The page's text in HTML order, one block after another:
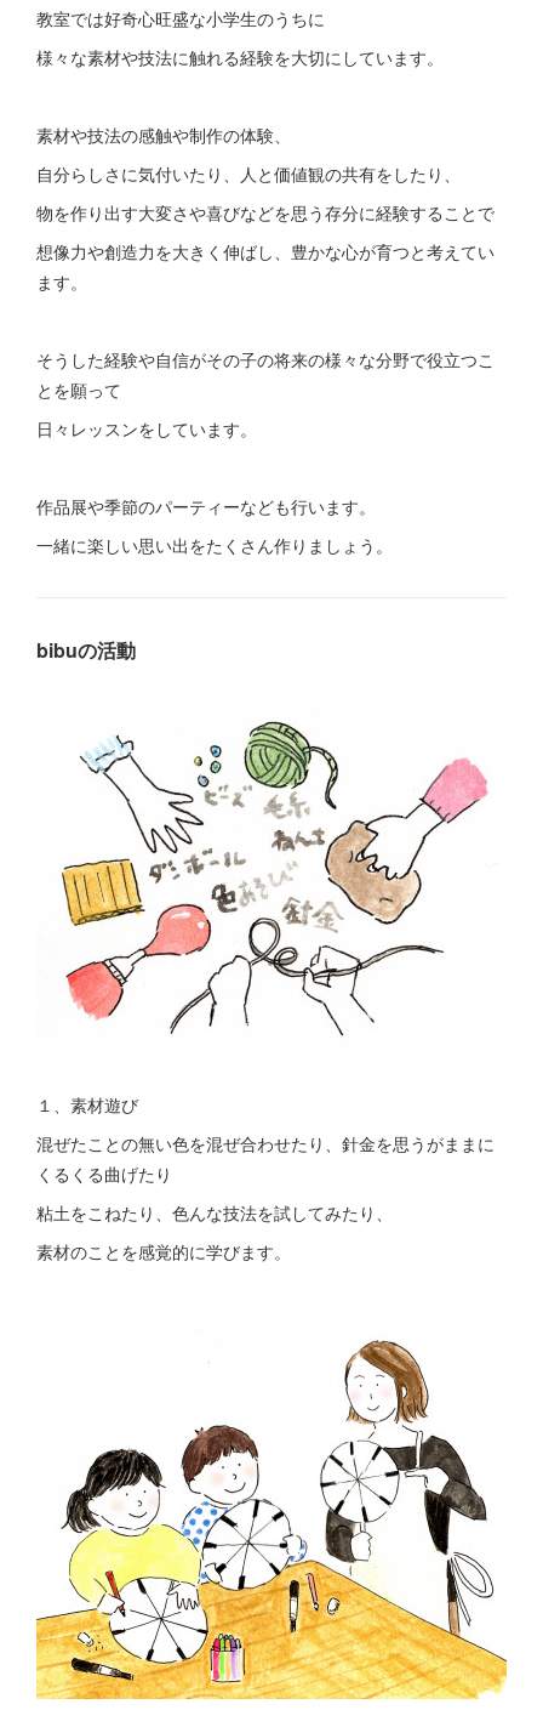
教室では好奇心旺盛な小学生のうちに
様々な素材や技法に触れる経験を大切にしています。
素材や技法の感触や制作の体験、
自分らしさに気付いたり、人と価値観の共有をしたり、
物を作り出す大変さや喜びなどを思う存分に経験することで
想像力や創造力を大きく伸ばし、豊かな心が育つと考えてい
ます。
そうした経験や自信がその子の将来の様々な分野で役立つこ
とを願って
日々レッスンをしています。
作品展や季節のパーティーなども行います。
一緒に楽しい思い出をたくさん作りましょう。
bibuの活動
１、素材遊び
混ぜたことの無い色を混ぜ合わせたり、針金を思うがままに
くるくる曲げたり
粘土をこねたり、色んな技法を試してみたり、
素材のことを感覚的に学びます。